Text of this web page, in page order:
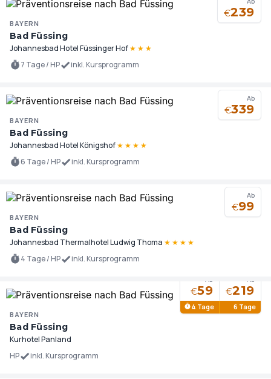
€239
BAYERN
Bad Füssing
Johannesbad Hotel Füssinger Hof★ ★ ★
7 Tage / HP
inkl. Kursprogramm
Ab
€339
BAYERN
Bad Füssing
Johannesbad Hotel Königshof★ ★ ★ ★
6 Tage / HP
inkl. Kursprogramm
Ab
€99
BAYERN
Bad Füssing
Johannesbad Thermalhotel Ludwig Thoma ★ ★ ★ ★
4 Tage / HP
inkl. Kursprogramm
€59
4 Tage
€219
6 Tage
BAYERN
Bad Füssing
Kurhotel Panland
HP
inkl. Kursprogramm